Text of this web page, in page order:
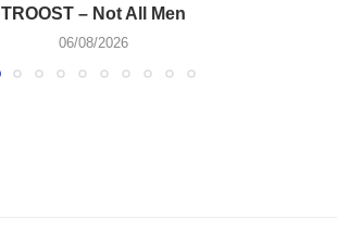
TROOST – Not All Men
06/08/2026